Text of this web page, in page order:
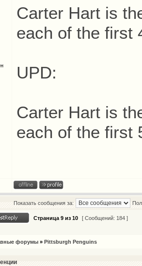
Carter Hart is
each of the first
UPD:
Carter Hart is
each of the first
Показать сообщения за:
Страница 9 из 10 [ Сообщений: 184 ]
форумы » Pittsburgh Penguins